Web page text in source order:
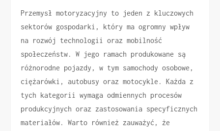
Przemysł motoryzacyjny to jeden z kluczowych
sektorów gospodarki, który ma ogromny wpływ
na rozwój technologii oraz mobilność
społeczeństw. W jego ramach produkowane są
różnorodne pojazdy, w tym samochody osobowe,
ciężarówki, autobusy oraz motocykle. Każda z
tych kategorii wymaga odmiennych procesów
produkcyjnych oraz zastosowania specyficznych
materiałów. Warto również zauważyć, że